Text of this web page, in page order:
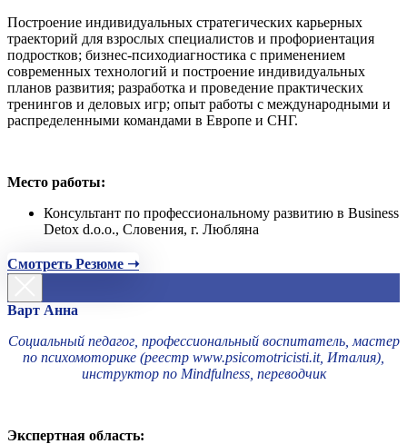
Построение индивидуальных стратегических карьерных
траекторий для взрослых специалистов и профориентация
подростков; бизнес-психодиагностика с применением
современных технологий и построение индивидуальных
планов развития; разработка и проведение практических
тренингов и деловых игр; опыт работы с международными и
распределенными командами в Европе и СНГ.
Место работы:
Консультант по профессиональному развитию в Business
Detox d.o.o., Словения, г. Любляна
Смотреть Резюме ➝
Варт Анна
Социальный педагог, профессиональный воспитатель, мастер
по психомоторике (реестр www.psicomotricisti.it, Италия),
инструктор по Mindfulness, переводчик
Экспертная область: